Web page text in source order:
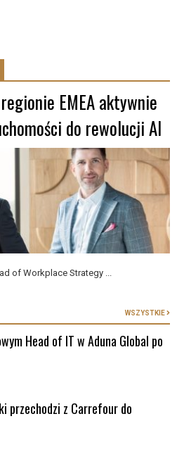
EMEA aktywnie
do rewolucji AI
of Workplace Strategy ...
WSZYSTKIE
Head of IT w Aduna Global po
przechodzi z Carrefour do